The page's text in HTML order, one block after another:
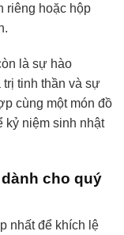
riêng hoặc hộp
là sự hào
trị tinh thần và sự
cùng một món đồ
kỷ niệm sinh nhật
cho quý
nhất để khích lệ